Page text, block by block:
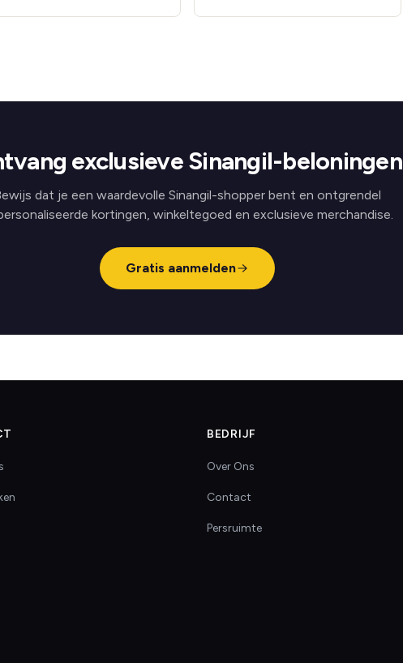
exclusieve Sinangil-beloningen
dat je een waardevolle Sinangil-shopper bent en ontgrendel
kortingen, winkeltegoed en exclusieve merchandise.
Gratis aanmelden
BEDRIJF
Over Ons
Contact
Persruimte